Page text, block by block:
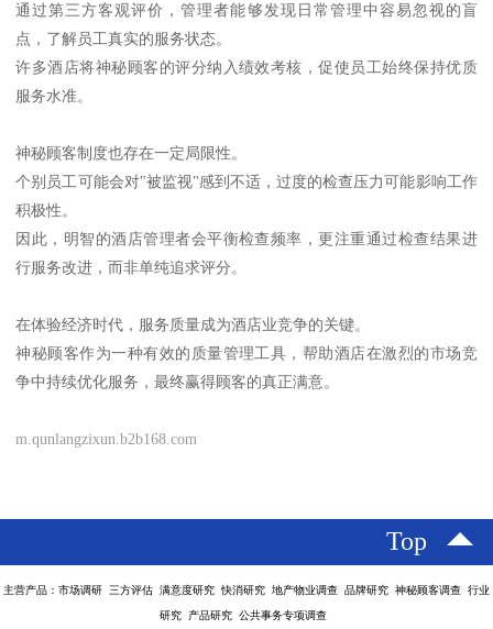
通过第三方客观评价，管理者能够发现日常管理中容易忽视的盲
点，了解员工真实的服务状态。
许多酒店将神秘顾客的评分纳入绩效考核，促使员工始终保持优质
服务水准。
神秘顾客制度也存在一定局限性。
个别员工可能会对"被监视"感到不适，过度的检查压力可能影响工作
积极性。
因此，明智的酒店管理者会平衡检查频率，更注重通过检查结果进
行服务改进，而非单纯追求评分。
在体验经济时代，服务质量成为酒店业竞争的关键。
神秘顾客作为一种有效的质量管理工具，帮助酒店在激烈的市场竞
争中持续优化服务，最终赢得顾客的真正满意。
m.qunlangzixun.b2b168.com
Top
主营产品：市场调研 三方评估 满意度研究 快消研究 地产物业调查 品牌研究 神秘顾客调查 行业
研究 产品研究 公共事务专项调查